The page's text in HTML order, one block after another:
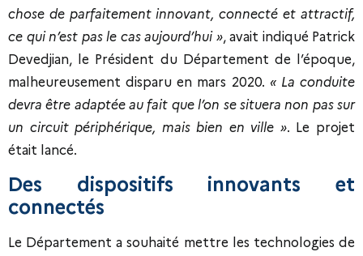
chose de parfaitement innovant, connecté et attractif,
ce qui n’est pas le cas aujourd’hui », avait indiqué Patrick
Devedjian, le Président du Département de l’époque,
malheureusement disparu en mars 2020. « La conduite
devra être adaptée au fait que l’on se situera non pas sur
un circuit périphérique, mais bien en ville ». Le projet
était lancé.
Des dispositifs innovants et
connectés
Le Département a souhaité mettre les technologies de